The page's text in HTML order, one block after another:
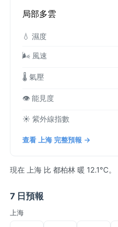
局部多雲
💧 濕度
🌬️ 風速
🌡️ 氣壓
👁️ 能見度
☀️ 紫外線指數
查看 上海 完整預報 →
現在 上海 比 都柏林 暖 12.1°C。
7 日預報
上海